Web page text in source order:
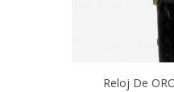
Reloj De